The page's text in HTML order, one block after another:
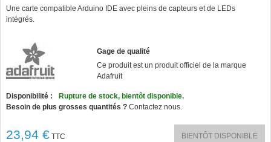
rating
Une carte compatible Arduino IDE avec pleins de capteurs et de LEDs
intégrés.
Gage de qualité
Ce produit est un produit officiel de la marque
Adafruit
Disponibilité :
Rupture de stock, bientôt disponible.
Besoin de plus grosses quantités ?Contactez nous.
23,94 € TTC BIENTÔT DISPONIBLE